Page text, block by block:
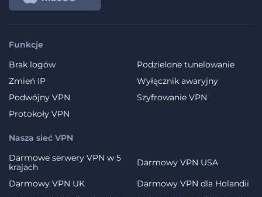
Funkcje
Brak logów
Podzielone tunelowanie
Zmień IP
Wyłącznik awaryjny
Podwójny VPN
Szyfrowanie VPN
Protokoły VPN
Nasza sieć VPN
Darmowe serwery VPN w 5
krajach
Darmowy VPN USA
Darmowy VPN UK
Darmowy VPN dla Holandii